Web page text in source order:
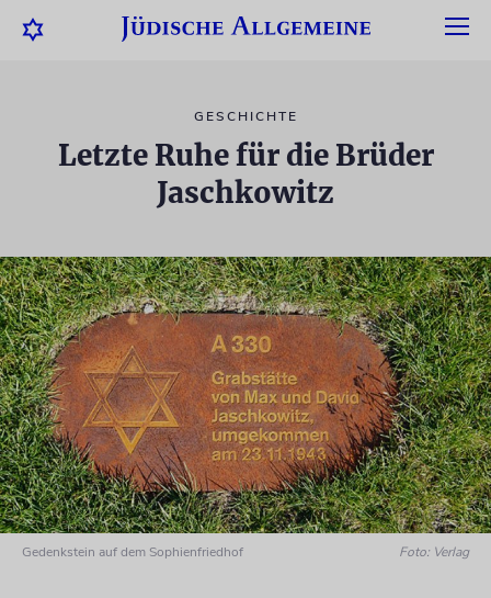
GESCHICHTE
Letzte Ruhe für die Brüder
Jaschkowitz
Gedenkstein auf dem Sophienfriedhof Foto: Verlag